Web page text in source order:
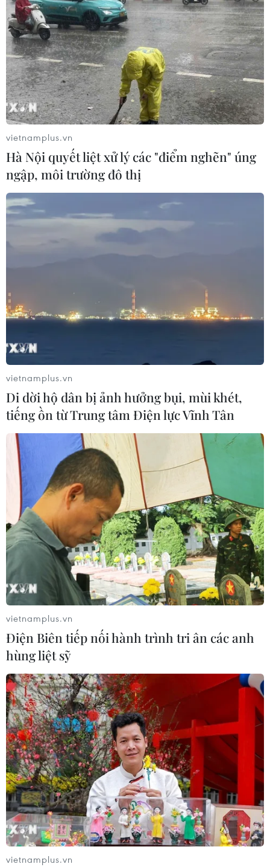
Rất đông giáo dân không đủ chỗ ngồi trong nhà thờ Chính tòa
Bùi Chu phải ngồi bên ngoài. (Ảnh: Xuân Mai/Vietnam+)
Du khách nghe giới thiệu về nhà thờ cũng như ngày lễ thánh nữ
Monica và thánh nữ Anê Lê Thị Thành. (Ảnh: Xuân
Biểu tượng Đức mẹ La Vang đối diện nhà thờ Bùi Chu. (Ảnh:
vietnamplus.vn
Hà Nội quyết liệt xử lý các "điểm nghẽn" úng
ngập, môi trường đô thị
vietnamplus.vn
Di dời hộ dân bị ảnh hưởng bụi, mùi khét,
tiếng ồn từ Trung tâm Điện lực Vĩnh Tân
vietnamplus.vn
Điện Biên tiếp nối hành trình tri ân các anh
hùng liệt sỹ
vietnamplus.vn